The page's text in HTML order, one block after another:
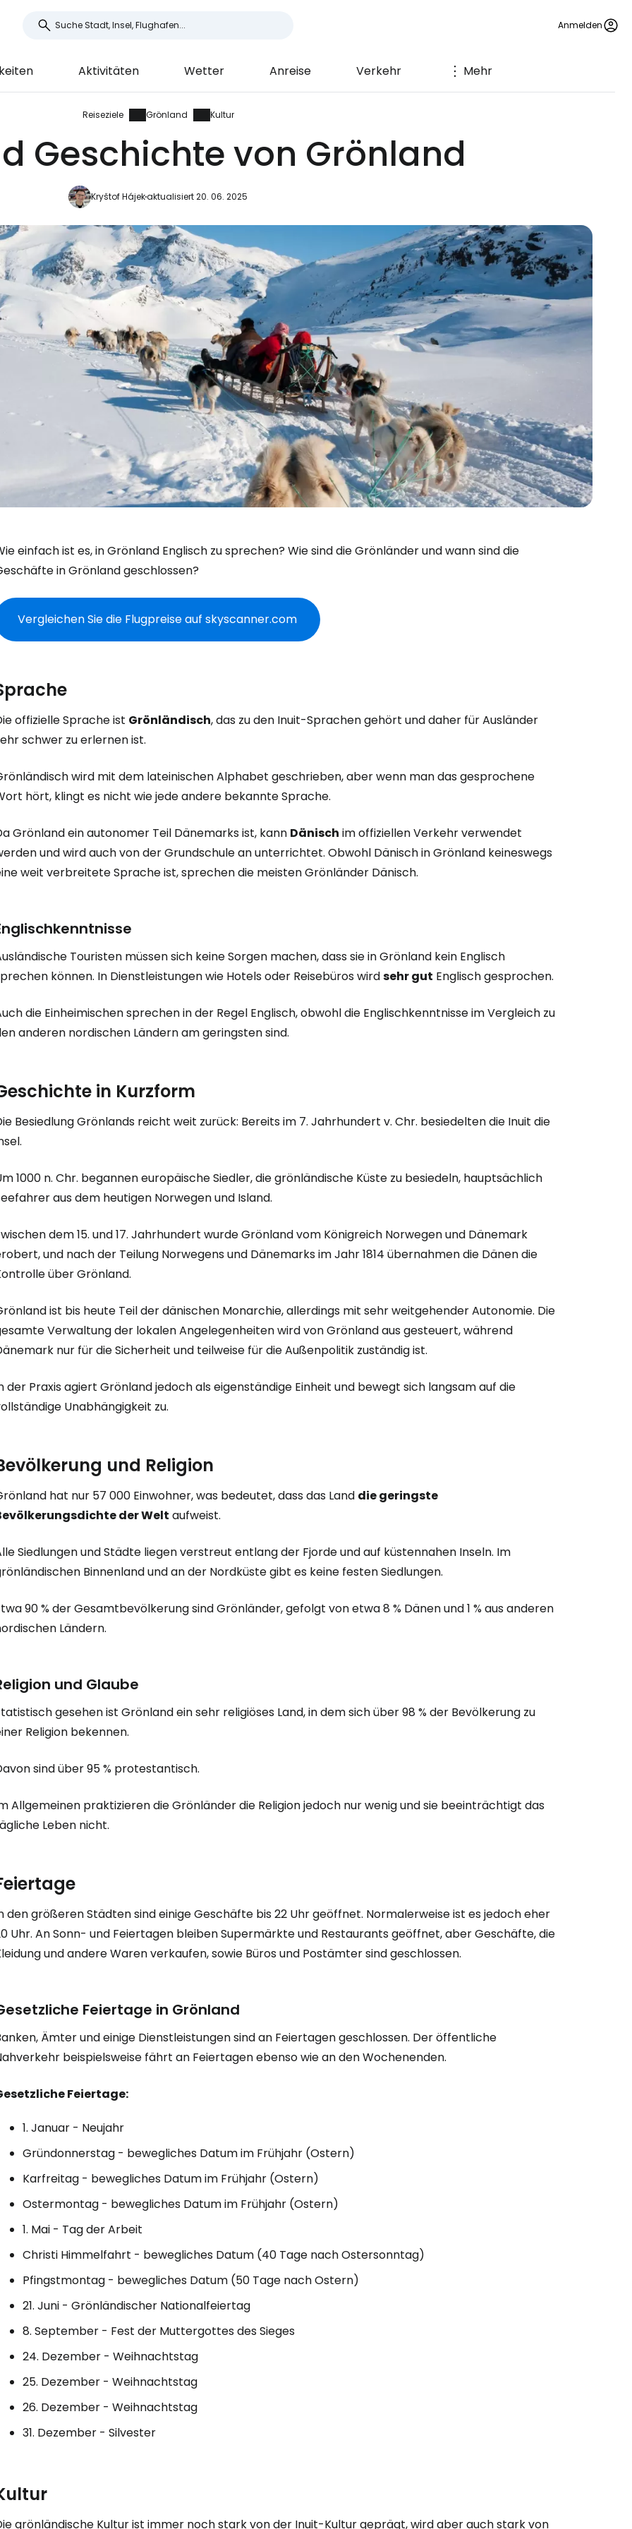
Anmelden
Aktivitäten Wetter Anreise Verkehr Mehr
Reiseziele Grönland Kultur
Geschichte von Grönland
Kryštof Hájekaktualisiert 20. 06. 2025
einfach ist es, in Grönland Englisch zu sprechen? Wie sind die Grönländer und wann sind die
in Grönland geschlossen?
Vergleichen Sie die Flugpreise auf skyscanner.com
offizielle Sprache ist Grönländisch, das zu den Inuit-Sprachen gehört und daher für Ausländer
schwer zu erlernen ist.
wird mit dem lateinischen Alphabet geschrieben, aber wenn man das gesprochene
hört, klingt es nicht wie jede andere bekannte Sprache.
Grönland ein autonomer Teil Dänemarks ist, kann Dänisch im offiziellen Verkehr verwendet
und wird auch von der Grundschule an unterrichtet. Obwohl Dänisch in Grönland keineswegs
weit verbreitete Sprache ist, sprechen die meisten Grönländer Dänisch.
Touristen müssen sich keine Sorgen machen, dass sie in Grönland kein Englisch
können. In Dienstleistungen wie Hotels oder Reisebüros wirdsehr gut Englisch gesprochen.
die Einheimischen sprechen in der Regel Englisch, obwohl die Englischkenntnisse im Vergleich zu
anderen nordischen Ländern am geringsten sind.
in Kurzform
Besiedlung Grönlands reicht weit zurück: Bereits im 7. Jahrhundert v. Chr. besiedelten die Inuit die
1000 n. Chr. begannen europäische Siedler, die grönländische Küste zu besiedeln, hauptsächlich
aus dem heutigen Norwegen und Island.
dem 15. und 17. Jahrhundert wurde Grönland vom Königreich Norwegen und Dänemark
und nach der Teilung Norwegens und Dänemarks im Jahr 1814 übernahmen die Dänen die
über Grönland.
ist bis heute Teil der dänischen Monarchie, allerdings mit sehr weitgehender Autonomie. Die
Verwaltung der lokalen Angelegenheiten wird von Grönland aus gesteuert, während
nur für die Sicherheit und teilweise für die Außenpolitik zuständig ist.
der Praxis agiert Grönland jedoch als eigenständige Einheit und bewegt sich langsam auf die
Unabhängigkeit zu.
und Religion
hat nur 57 000 Einwohner, was bedeutet, dass das Land die geringste
der Welt aufweist.
Siedlungen und Städte liegen verstreut entlang der Fjorde und auf küstennahen Inseln. Im
Binnenland und an der Nordküste gibt es keine festen Siedlungen.
90 % der Gesamtbevölkerung sind Grönländer, gefolgt von etwa 8 % Dänen und 1 % aus anderen
Ländern.
und Glaube
gesehen ist Grönland ein sehr religiöses Land, in dem sich über 98 % der Bevölkerung zu
Religion bekennen.
sind über 95 % protestantisch.
Allgemeinen praktizieren die Grönländer die Religion jedoch nur wenig und sie beeinträchtigt das
Leben nicht.
den größeren Städten sind einige Geschäfte bis 22 Uhr geöffnet. Normalerweise ist es jedoch eher
Uhr. An Sonn- und Feiertagen bleiben Supermärkte und Restaurants geöffnet, aber Geschäfte, die
und andere Waren verkaufen, sowie Büros und Postämter sind geschlossen.
Feiertage in Grönland
Ämter und einige Dienstleistungen sind an Feiertagen geschlossen. Der öffentliche
beispielsweise fährt an Feiertagen ebenso wie an den Wochenenden.
Feiertage:
1. Januar - Neujahr
Gründonnerstag - bewegliches Datum im Frühjahr (Ostern)
Karfreitag - bewegliches Datum im Frühjahr (Ostern)
Ostermontag - bewegliches Datum im Frühjahr (Ostern)
1. Mai - Tag der Arbeit
Christi Himmelfahrt - bewegliches Datum (40 Tage nach Ostersonntag)
Pfingstmontag - bewegliches Datum (50 Tage nach Ostern)
21. Juni - Grönländischer Nationalfeiertag
8. September - Fest der Muttergottes des Sieges
24. Dezember - Weihnachtstag
25. Dezember - Weihnachtstag
26. Dezember - Weihnachtstag
31. Dezember - Silvester
grönländische Kultur ist immer noch stark von der Inuit-Kultur geprägt, wird aber auch stark von
Anmeldung bei Cestee